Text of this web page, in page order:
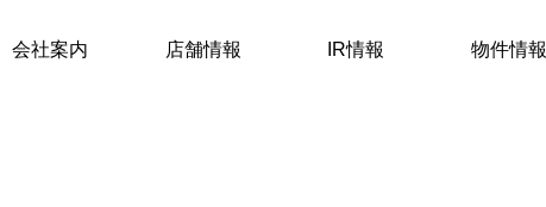
会社案内 店舗情報 IR情報 物件情報